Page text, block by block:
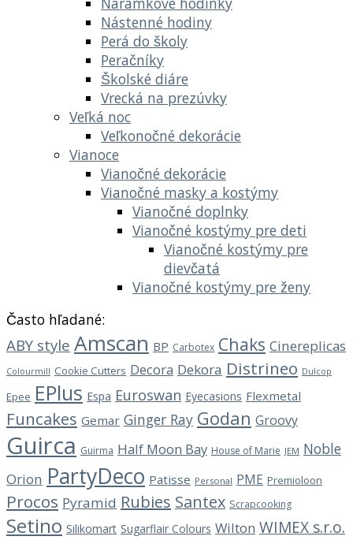
Nástenné hodiny
Perá do školy
Peračníky
Školské diáre
Vrecká na prezúvky
Veľká noc
Veľkonočné dekorácie
Vianoce
Vianočné dekorácie
Vianočné masky a kostýmy
Vianočné doplnky
Vianočné kostýmy pre deti
Vianočné kostýmy pre
dievčatá
Vianočné kostýmy pre ženy
Často hľadané:
ABY style Amscan BP Carbotex Chaks Cinereplicas
Colourmill Cookie Cutters Decora Dekora Distrineo Dulcop
Epee EPlus Espa Euroswan Eyecasions Flexmetal
Funcakes Gemar Ginger Ray Godan Groovy
Guirca Guirma Half Moon Bay House of Marie JEM Noble
Orion PartyDeco Patisse Personal PME Premioloon
Procos Pyramid Rubies Santex Scrapcooking
Setino Silikomart Sugarflair Colours Wilton WIMEX s.r.o.